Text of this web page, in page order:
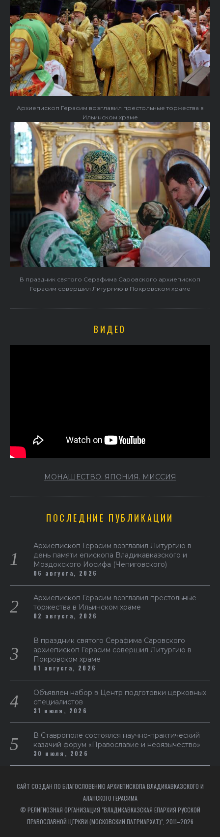
Архиепископ Герасим возглавил престольные торжества в
Ильинском храме
В праздник святого Серафима Саровского архиепископ
Герасим совершил Литургию в Покровском храме
ВИДЕО
МОНАШЕСТВО. ЯПОНИЯ. МИССИЯ
ПОСЛЕДНИЕ ПУБЛИКАЦИИ
Архиепископ Герасим возглавил Литургию в
день памяти епископа Владикавказского и
Моздокского Иосифа (Чепиговского)
06 августа, 2026
Архиепископ Герасим возглавил престольные
торжества в Ильинском храме
02 августа, 2026
В праздник святого Серафима Саровского
архиепископ Герасим совершил Литургию в
Покровском храме
01 августа, 2026
Объявлен набор в Центр подготовки церковных
специалистов
31 июля, 2026
В Ставрополе состоялся научно-практический
казачий форум «Православие и неоязычество»
30 июля, 2026
САЙТ СОЗДАН ПО БЛАГОСЛОВЕНИЮ АРХИЕПИСКОПА ВЛАДИКАВКАЗСКОГО И
АЛАНСКОГО ГЕРАСИМА
© РЕЛИГИОЗНАЯ ОРГАНИЗАЦИЯ "ВЛАДИКАВКАЗСКАЯ ЕПАРХИЯ РУССКОЙ
ПРАВОСЛАВНОЙ ЦЕРКВИ (МОСКОВСКИЙ ПАТРИАРХАТ)", 2011–2026